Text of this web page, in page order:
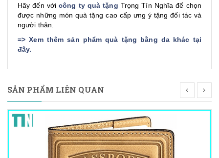
Hãy đến vớicông ty quà tặng Trọng Tín Nghĩa để chọn
được những món quà tặng cao cấp ưng ý tặng đối tác và
người thân.
=>Xem thêm sản phẩm quà tặng bằng da khác tại
đây.
SẢN PHẨM LIÊN QUAN